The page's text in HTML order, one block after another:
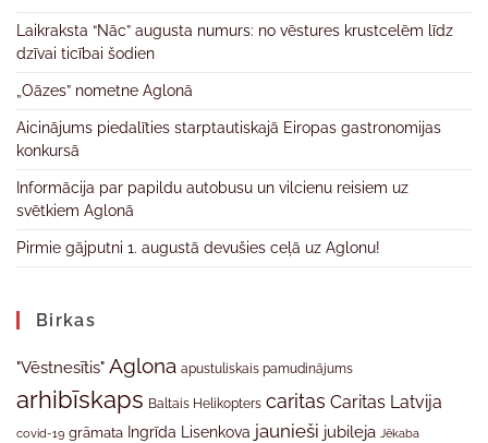
Laikraksta “Nāc” augusta numurs: no vēstures krustcelēm līdz
dzīvai ticībai šodien
„Oāzes” nometne Aglonā
Aicinājums piedalīties starptautiskajā Eiropas gastronomijas
konkursā
Informācija par papildu autobusu un vilcienu reisiem uz
svētkiem Aglonā
Pirmie gājputni 1. augustā devušies ceļā uz Aglonu!
Birkas
"Vēstnesītis" Aglona apustuliskais pamudinājums
arhibīskaps Baltais Helikopters caritas Caritas Latvija
covid-19 grāmata Ingrīda Lisenkova jaunieši jubileja Jēkaba